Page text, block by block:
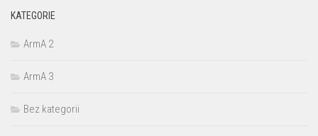
KATEGORIE
ArmA 2
ArmA 3
Bez kategorii